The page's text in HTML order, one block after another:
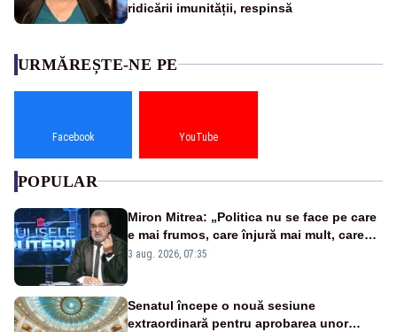
ridicării imunității, respinsă
URMĂREȘTE-NE PE
Facebook YouTube
POPULAR
Miron Mitrea: „Politica nu se face pe care
e mai frumos, care înjură mai mult, care
țipă mai tare, ci pe proiecte”
3 aug. 2026, 07:35
Senatul începe o nouă sesiune
extraordinară pentru aprobarea unor